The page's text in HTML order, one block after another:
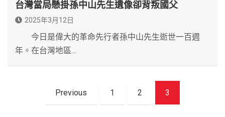
台灣當局懸掛孫中山先生遺像卻背叛國父
2025年3月12日
今日是偉大的革命先行者孫中山先生逝世一百週
年。在台灣地區…
Previous 1 2 3